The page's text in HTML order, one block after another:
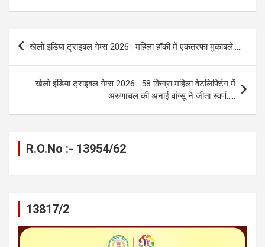
ce
b
o
o
k
se
g
er
at
A
p
p
e
gr
a
m
ail py
n
k
ar
Post
navigation
खेलो इंडिया ट्राइबल गेम्स 2026 : महिला हॉकी में एकतरफा मुकाबले…..
खेलो इंडिया ट्राइबल गेम्स 2026 : 58 किग्रा महिला वेटलिफ्टिंग में
अरुणाचल की अनाई वांग्सू ने जीता स्वर्ण…..
R.O.No :- 13954/62
13817/2